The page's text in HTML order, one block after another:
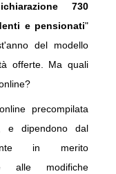
730
e pensionati"
del modello
offerte. Ma quali
precompilata
, e dipendono dal
in merito
alle modifiche